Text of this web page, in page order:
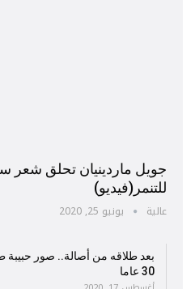
جويل ماردينيان تحلق شعر
للتنمر(فيديو)
عالية يونيو 25, 2020
بعد طلاقه من أصالة.. صور حبيبة
30 عاما